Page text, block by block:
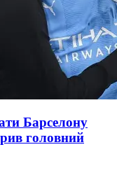
Барселону
головний